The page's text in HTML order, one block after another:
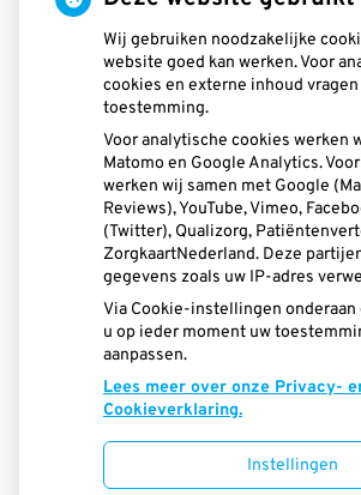
Maandag: 08.30 tot
-
13.30tot
-
08.30tot
-
13.30 tot
-
13.30tot
-
Donderdag:
08.30tot
-
13.30 tot
-
08.30 -
Aangesloten bij:
Uw Zorg Online|
Wij gebruiken noodzakelijke
website goed kan werken. Voor
cookies en externe inhoud
toestemming.
Voor analytische cookies werken
Matomo en Google Analytics.
werken wij samen met Google
Reviews), YouTube, Vimeo,
(Twitter), Qualizorg,
ZorgkaartNederland. Deze
gegevens zoals uw IP-adres
Via Cookie-instellingen
u op ieder moment uw
aanpassen.
Lees meer over onze Privacy-
Cookieverklaring.
Instellingen